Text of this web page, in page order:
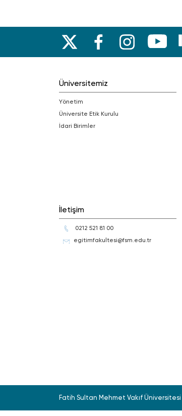
Üniversitemiz
Yönetim
Üniversite Etik Kurulu
İdari Birimler
İletişim
0212 521 81 00
egitimfakultesi@fsm.edu.tr
Fatih Sultan Mehmet Vakıf Üniversitesi